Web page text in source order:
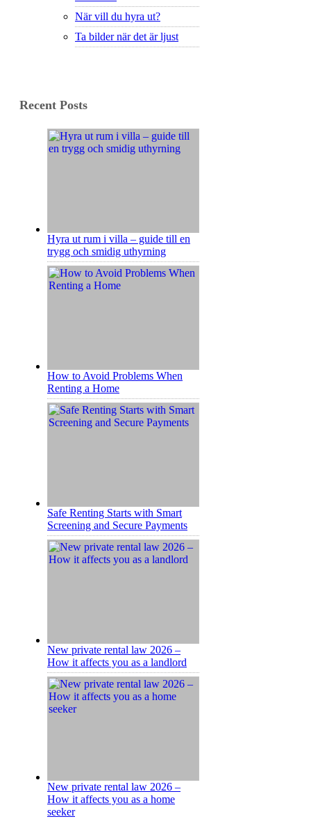
När vill du hyra ut?
Ta bilder när det är ljust
Recent Posts
Hyra ut rum i villa – guide till en
trygg och smidig uthyrning
How to Avoid Problems When
Renting a Home
Safe Renting Starts with Smart
Screening and Secure Payments
New private rental law 2026 –
How it affects you as a landlord
New private rental law 2026 –
How it affects you as a home
seeker